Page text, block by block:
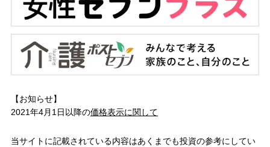
【お知らせ】
2021年4月1日以降の価格表示に関して
当サイトに記載されている内容はあくまでも投資の参考にしてい